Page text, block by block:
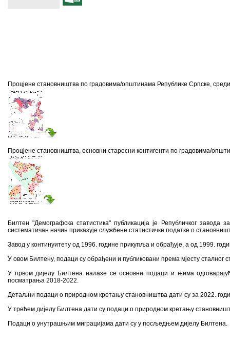
Процјене становништва по градовима/општинама Републике Српске,
Процјене становништва, основни старосни контигенти по градовима/
Билтен "Демографска статистика" публикација је Републичког завода
систематичан начин приказује службене статистичке податке о
Завод у континуитету од 1996. године прикупља и обрађује, а од 1999.
У овом Билтену, подаци су обрађени и публиковани према мјесту
У првом дијелу Билтена налазе се основни подаци и њима
посматрања 2018-2022.
Детаљни подаци о природном кретању становништва дати су за 2022.
У трећем дијелу Билтена дати су подаци о природном кретању
Подаци о унутрашњим миграцијама дати су у посљедњем дијелу Билтена.